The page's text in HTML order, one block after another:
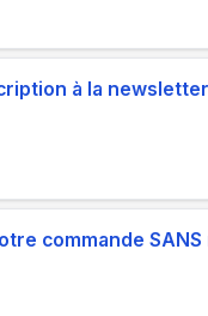
à la newsletter
commande